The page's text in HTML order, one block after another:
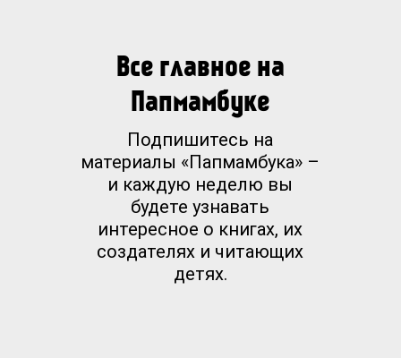
Все главное на
Папмамбуке
Подпишитесь на
материалы «Папмамбука» –
и каждую неделю вы
будете узнавать
интересное о книгах, их
создателях и читающих
детях.